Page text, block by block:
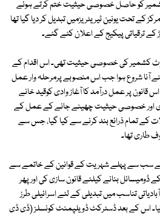
کو حاصل خصوصی حیثیت ختم کرتے ہوئے
کے تحت یونین ٹیریٹریزمیں تبدیل کر دیا گیا تھا
کے ترقیاتی پیکیج کے اعلان کئے گئے۔
کشمیر کی خصوصی حیثیت تھی۔ اس اقدام کے
شروع ہوا جب اس منصوبے پرمرحلہ وار عمل
پر عمل درآمد کا آغاز وادی کوقید خانے
اور خصوصی حیثیت چھینے جانے کے عمل کے
کے تمام ذرائع بند کرنے سے کیا گیا، جس سے
طاری تھا۔
سب سے پہلے شہریت کے قوانین کے خاتمے سے
ڈومیسائل بنانے کیلئے قانون سازی کی اور پھر
تناسب میں تبدیلی کے لئے اسرائیلی طرز
اس کے بعد ڈسٹرکٹ ڈویلپمنٹ کونسلز (ڈی ڈی